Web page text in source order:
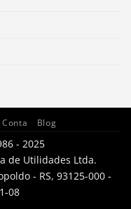
Blog
- 2025
de Utilidades Ltda.
- RS, 93125-000 -
08